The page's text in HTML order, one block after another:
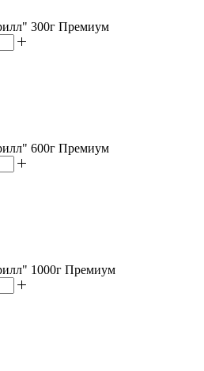
300г Премиум
600г Премиум
1000г Премиум